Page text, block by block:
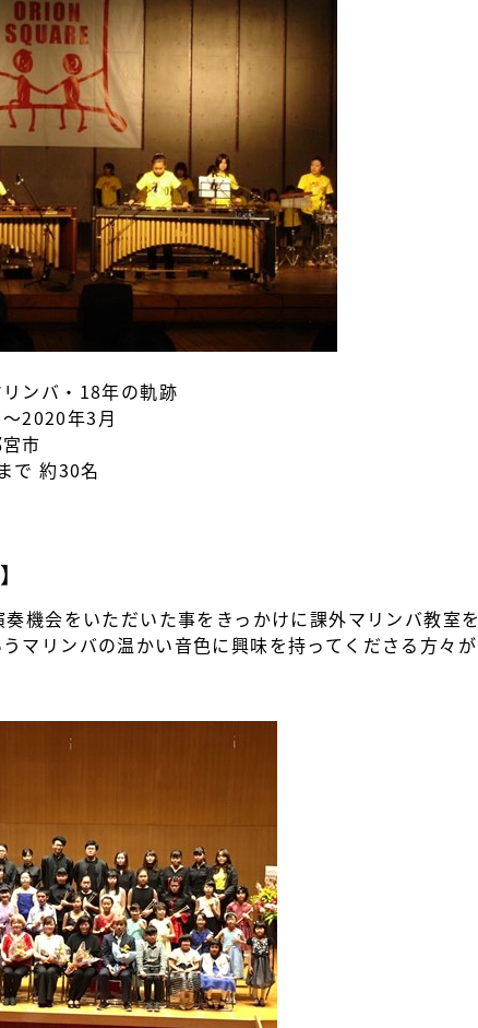
ンバ・18年の軌跡
2020年3月
市
で 約30名
機会をいただいた事をきっかけに課外マリンバ教室
マリンバの温かい音色に興味を持ってくださる方々